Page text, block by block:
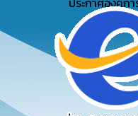
ห็น
ร้องเรียน
ร้องทุกข์